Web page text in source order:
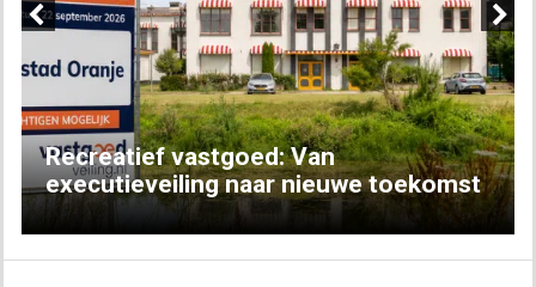
Recreatief vastgoed: Van
executieveiling naar nieuwe toekomst
Next